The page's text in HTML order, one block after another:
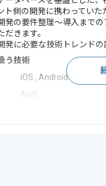
側の開発に携わっていた
発の要件整理～導入まで
きます。
発に必要な技術トレンド
う技術
iOS , Android
AWS